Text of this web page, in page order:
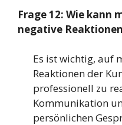
Frage 12: Wie kann
negative
Es ist wichtig, auf
Reaktionen der
professionell zu
Kommunikation
persönlichen